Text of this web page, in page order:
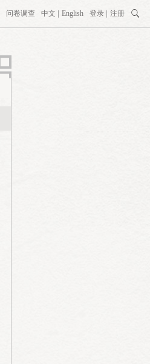
问卷调查 中文 English 登录 注册 